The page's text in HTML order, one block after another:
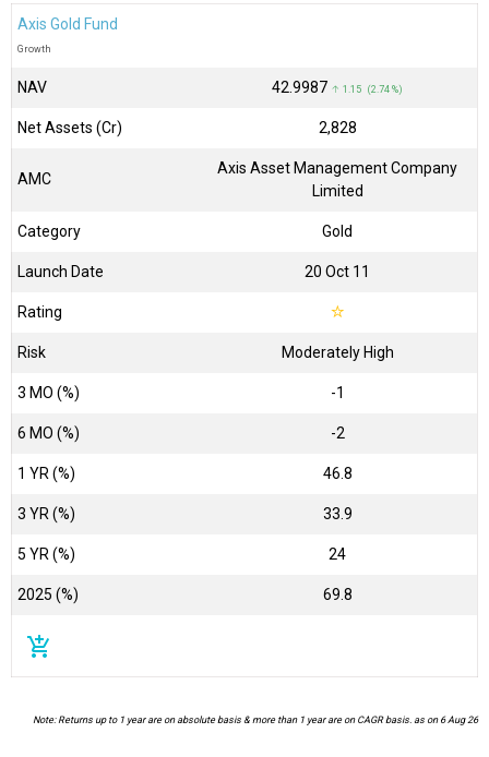
Axis Gold Fund
Growth
NAV ₹42.9987 ↑ 1.15 (2.74 %)
Net Assets (Cr) ₹2,828
AMC
Axis Asset Management Company
Limited
Category Gold
Launch Date 20 Oct 11
Rating ☆
Risk Moderately High
3 MO (%) -1
6 MO (%) -2
1 YR (%) 46.8
3 YR (%) 33.9
5 YR (%) 24
2025 (%) 69.8
add_shopping_cart
Note: Returns up to 1 year are on absolute basis & more than 1 year are on CAGR basis. as on 6 Aug 26